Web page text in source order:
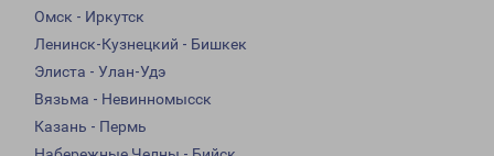
Омск - Иркутск
Ленинск-Кузнецкий - Бишкек
Элиста - Улан-Удэ
Вязьма - Невинномысск
Казань - Пермь